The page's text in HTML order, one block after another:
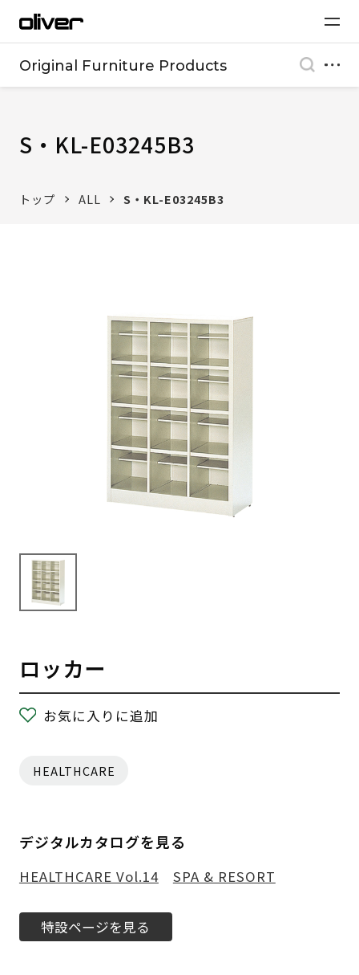
Original Furniture Products
S・KL-E03245B3
トップ ALL S・KL-E03245B3
ロッカー
お気に入りに追加
HEALTHCARE
デジタルカタログを見る
HEALTHCARE Vol.14 SPA & RESORT
特設ページを見る